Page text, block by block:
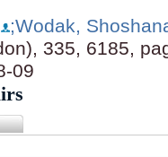
;Wodak,
335, 6185,
09